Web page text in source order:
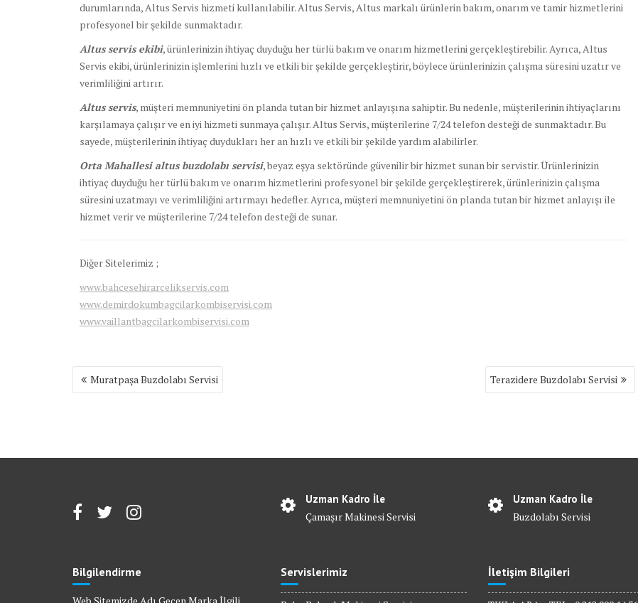
durumlarında, Altus Servis hizmeti kullanılabilir. Altus Servis, Altus markalı ürünlerin bakım, onarım ve tamir hizmetlerini
profesyonel bir şekilde sunmaktadır.
Altus servis ekibi, ürünlerinizin ihtiyaç duyduğu her türlü bakım ve onarım hizmetlerini gerçekleştirebilir. Ayrıca, Altus
Servis ekibi, ürünlerinizin işlemlerini hızlı ve etkili bir şekilde gerçekleştirir, böylece ürünlerinizin çalışma süresini uzatır ve
verimliliğini artırır.
Altus servis, müşteri memnuniyetini ön planda tutan bir hizmet anlayışına sahiptir. Bu nedenle, müşterilerinin ihtiyaçlarını
karşılamaya çalışır ve en iyi hizmeti sunmaya çalışır. Altus Servis, müşterilerine 7/24 telefon desteği de sunmaktadır. Bu
sayede, müşterilerinin ihtiyaç duydukları her an hızlı ve etkili bir şekilde yardım alabilirler.
Orta Mahallesi altus buzdolabı servisi, beyaz eşya sektöründe güvenilir bir hizmet sunan bir servistir. Ürünlerinizin
ihtiyaç duyduğu her türlü bakım ve onarım hizmetlerini profesyonel bir şekilde gerçekleştirerek, ürünlerinizin çalışma
süresini uzatmayı ve verimliliğini artırmayı hedefler. Ayrıca, müşteri memnuniyetini ön planda tutan bir hizmet anlayışı ile
hizmet verir ve müşterilerine 7/24 telefon desteği de sunar.
Diğer Sitelerimiz ;
www.bahcesehirarcelikservis.com
www.demirdokumbagcilarkombiservisi.com
www.vaillantbagcilarkombiservisi.com
Yazı
gezinmesi
Muratpaşa Buzdolabı Servisi Terazidere Buzdolabı Servisi
Uzman Kadro İle
Çamaşır Makinesi Servisi
Uzman Kadro İle
Buzdolabı Servisi
Bilgilendirme Servislerimiz İletişim Bilgileri